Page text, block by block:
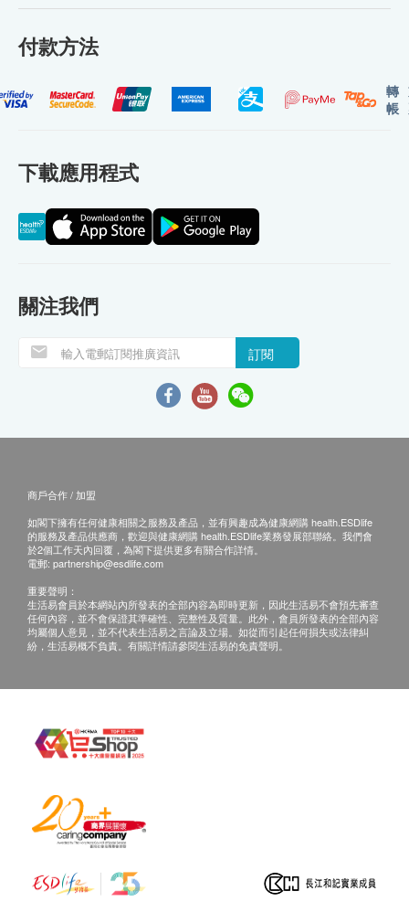
付款方法
轉
帳
下載應用程式
關注我們
訂閱
商戶合作 / 加盟
如閣下擁有任何健康相關之服務及產品，並有興趣成為健康網購 health.ESDlife
的服務及產品供應商，歡迎與健康網購 health.ESDlife業務發展部聯絡。我們會
於2個工作天內回覆，為閣下提供更多有關合作詳情。
電郵: partnership@esdlife.com
重要聲明：
生活易會員於本網站內所發表的全部內容為即時更新，因此生活易不會預先審查
任何內容，並不會保證其準確性、完整性及質量。此外，會員所發表的全部內容
均屬個人意見，並不代表生活易之言論及立場。如從而引起任何損失或法律糾
紛，生活易概不負責。有關詳情請參閱生活易的免責聲明。